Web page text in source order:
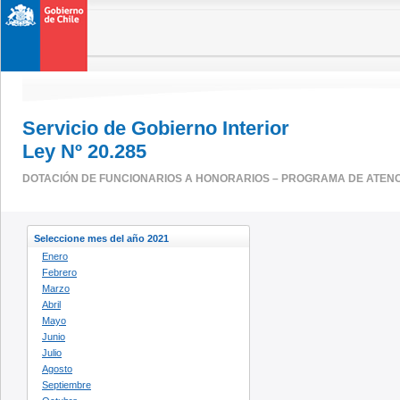
Servicio de Gobierno Interior
Ley Nº 20.285
DOTACIÓN DE FUNCIONARIOS A HONORARIOS – PROGRAMA DE
Seleccione mes del año 2021
Enero
Febrero
Marzo
Abril
Mayo
Junio
Julio
Agosto
Septiembre